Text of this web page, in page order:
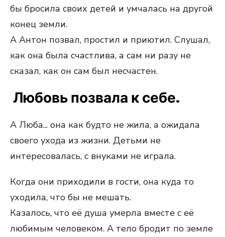
бы бросила своих детей и умчалась на другой
конец земли.
А Антон позвал, простил и приютил. Слушал,
как она была счастлива, а сам ни разу не
сказал, как он сам был несчастен.
Любовь позвала к себе.
А Люба... она как будто не жила, а ожидала
своего ухода из жизни. Детьми не
интересовалась, с внуками не играла.
Когда они приходили в гости, она куда то
уходила, что бы не мешать.
Казалось, что её душа умерла вместе с её
любимым человеком. А тело бродит по земле